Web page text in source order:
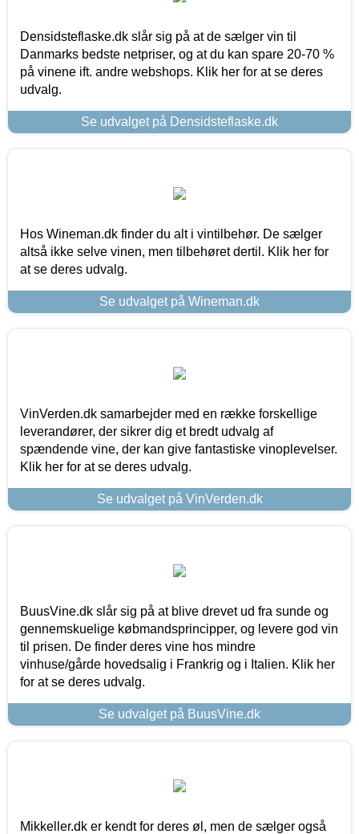
Densidsteflaske.dk slår sig på at de sælger vin til
Danmarks bedste netpriser, og at du kan spare 20-70 %
på vinene ift. andre webshops. Klik her for at se deres
udvalg.
Se udvalget på Densidsteflaske.dk
Hos Wineman.dk finder du alt i vintilbehør. De sælger
altså ikke selve vinen, men tilbehøret dertil. Klik her for
at se deres udvalg.
Se udvalget på Wineman.dk
VinVerden.dk samarbejder med en række forskellige
leverandører, der sikrer dig et bredt udvalg af
spændende vine, der kan give fantastiske vinoplevelser.
Klik her for at se deres udvalg.
Se udvalget på VinVerden.dk
BuusVine.dk slår sig på at blive drevet ud fra sunde og
gennemskuelige købmandsprincipper, og levere god vin
til prisen. De finder deres vine hos mindre
vinhuse/gårde hovedsalig i Frankrig og i Italien. Klik her
for at se deres udvalg.
Se udvalget på BuusVine.dk
Mikkeller.dk er kendt for deres øl, men de sælger også